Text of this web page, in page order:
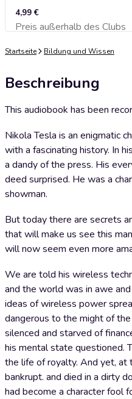
4,99 €
Preis außerhalb des Clubs
Zum
Startseite Bildung und Wissen
Beschreibung
This audiobook has been
Nikola Tesla is an enigmatic
with a fascinating history. In
a dandy of the press. His
deed surprised. He was a
showman.
But today there are secrets
that will make us see this
will now seem even more
We are told his wireless
and the world was in awe
ideas of wireless power
dangerous to the might of
silenced and starved of
his mental state questioned.
the life of royalty. And yet, at
bankrupt. and died in a dirty
had become a character fool